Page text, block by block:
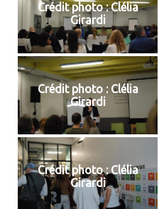
Crédit photo : Clélia
Girardi
Crédit photo : Clélia
Girardi
Crédit photo : Clélia
Girardi